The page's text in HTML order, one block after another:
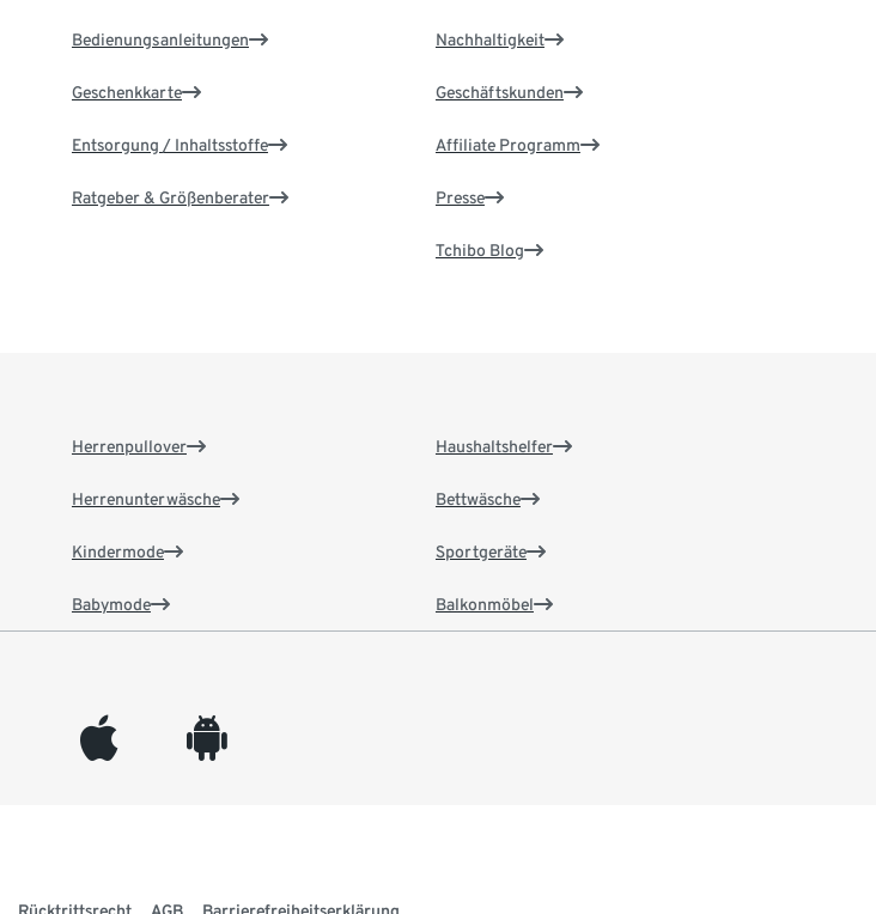
Bedienungsanleitungen
Geschenkkarte
Entsorgung / Inhaltsstoffe
Ratgeber & Größenberater
Nachhaltigkeit
Geschäftskunden
Affiliate Programm
Presse
Tchibo Blog
Herrenpullover
Herrenunterwäsche
Kindermode
Babymode
Haushaltshelfer
Bettwäsche
Sportgeräte
Balkonmöbel
appleinc android